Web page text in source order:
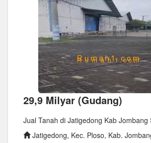
29,9 Milyar (Gudang)
Jual Tanah di Jatigedong Kab Jombang
Jatigedong, Kec. Ploso, Kab.